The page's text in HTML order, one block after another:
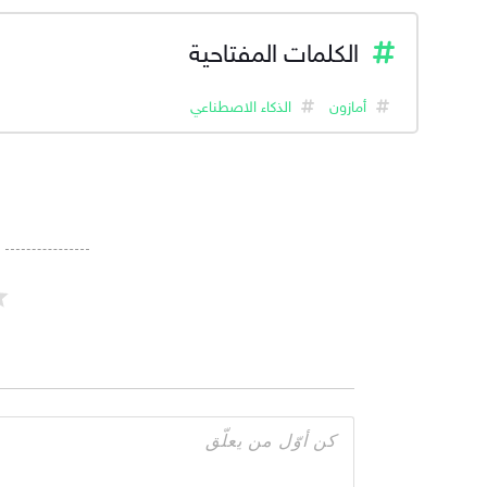
الكلمات المفتاحية
أمازون الذكاء الاصطناعي